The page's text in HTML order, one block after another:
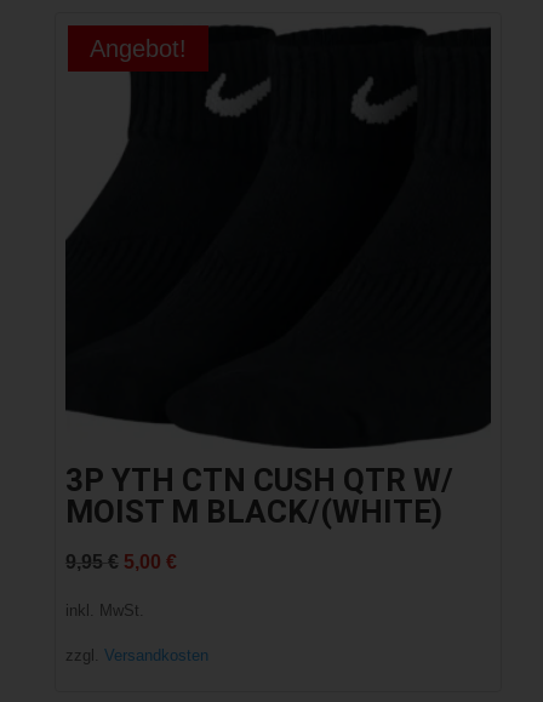
Angebot!
3P YTH CTN CUSH QTR W/
MOIST M BLACK/(WHITE)
9,95 € Ursprünglicher
Preis
5,00 €Aktueller
inkl. MwSt.
zzgl. Versandkosten